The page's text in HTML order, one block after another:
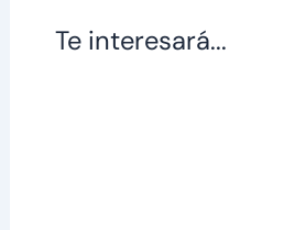
Te interesará...